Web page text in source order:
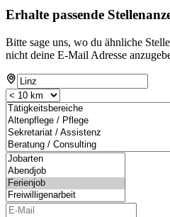
Erhalte passende
Bitte sage uns, wo du ähnliche
nicht deine E-Mail Adresse